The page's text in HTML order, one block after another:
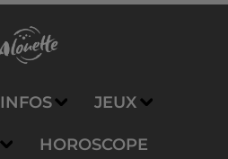
INFOS JEUX
HOROSCOPE